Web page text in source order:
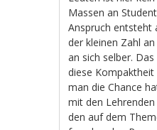
Massen an
Anspruch entsteht
der kleinen Zahl
an sich selber.
diese
man die Chance
mit den
den auf dem